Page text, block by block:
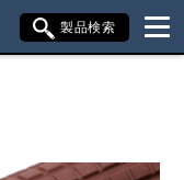
製品検索